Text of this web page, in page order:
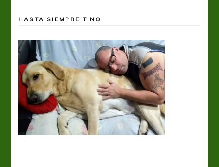
HASTA SIEMPRE TINO